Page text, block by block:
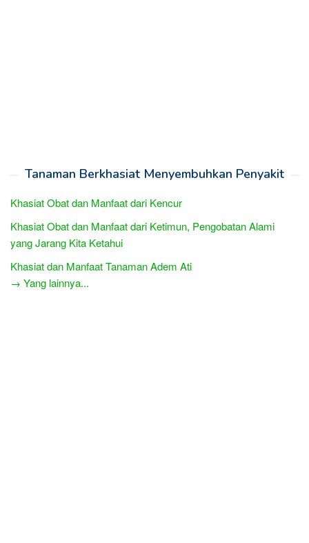
Tanaman Berkhasiat Menyembuhkan Penyakit
Khasiat Obat dan Manfaat dari Kencur
Khasiat Obat dan Manfaat dari Ketimun, Pengobatan Alami
yang Jarang Kita Ketahui
Khasiat dan Manfaat Tanaman Adem Ati
→ Yang lainnya...